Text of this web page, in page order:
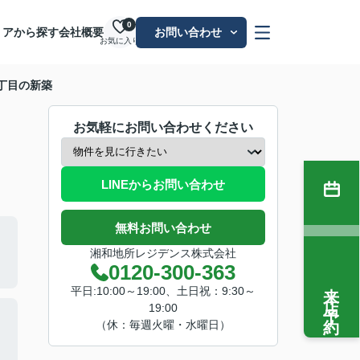
アから探す会社概要
お気に入り
0
お問い合わせ
目の新築
お気軽にお問い合わせください
LINEからお問い合わせ
無料お問い合わせ
湘和地所レジデンス株式会社
0120-300-363
平日:10:00～19:00、土日祝：9:30～
19:00
（休：毎週火曜・水曜日）
来店予約